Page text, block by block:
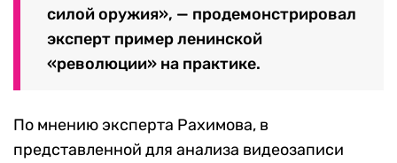
силой оружия», — продемонстрировал
эксперт пример ленинской
«революции» на практике.
По мнению эксперта Рахимова, в
представленной для анализа видеозаписи